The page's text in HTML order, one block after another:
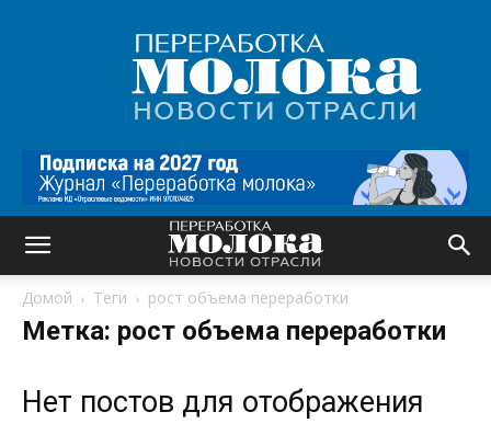
Переработка
молока
|
Новости
Домой Теги рост объема переработки
Метка: рост объема переработки
Нет постов для отображения